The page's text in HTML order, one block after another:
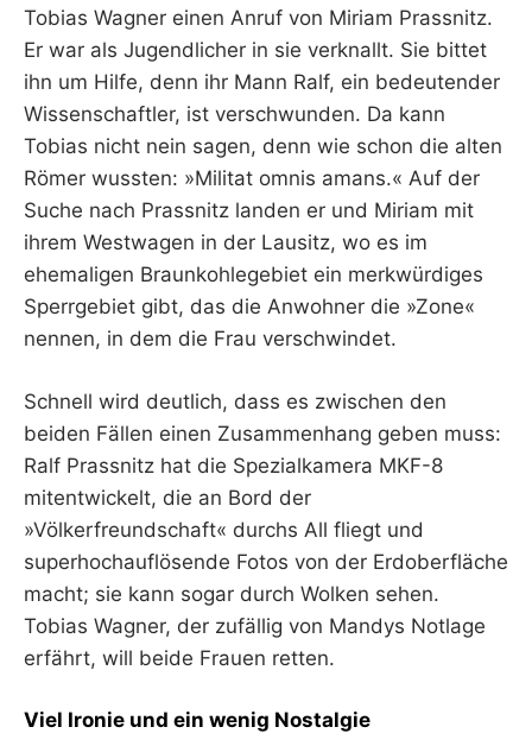
Tobias Wagner einen Anruf von Miriam Prassnitz.
Er war als Jugendlicher in sie verknallt. Sie bittet
ihn um Hilfe, denn ihr Mann Ralf, ein bedeutender
Wissenschaftler, ist verschwunden. Da kann
Tobias nicht nein sagen, denn wie schon die alten
Römer wussten: »Militat omnis amans.« Auf der
Suche nach Prassnitz landen er und Miriam mit
ihrem Westwagen in der Lausitz, wo es im
ehemaligen Braunkohlegebiet ein merkwürdiges
Sperrgebiet gibt, das die Anwohner die »Zone«
nennen, in dem die Frau verschwindet.
Schnell wird deutlich, dass es zwischen den
beiden Fällen einen Zusammenhang geben muss:
Ralf Prassnitz hat die Spezialkamera MKF-8
mitentwickelt, die an Bord der
»Völkerfreundschaft« durchs All fliegt und
superhochauflösende Fotos von der Erdoberfläche
macht; sie kann sogar durch Wolken sehen.
Tobias Wagner, der zufällig von Mandys Notlage
erfährt, will beide Frauen retten.
Viel Ironie und ein wenig Nostalgie